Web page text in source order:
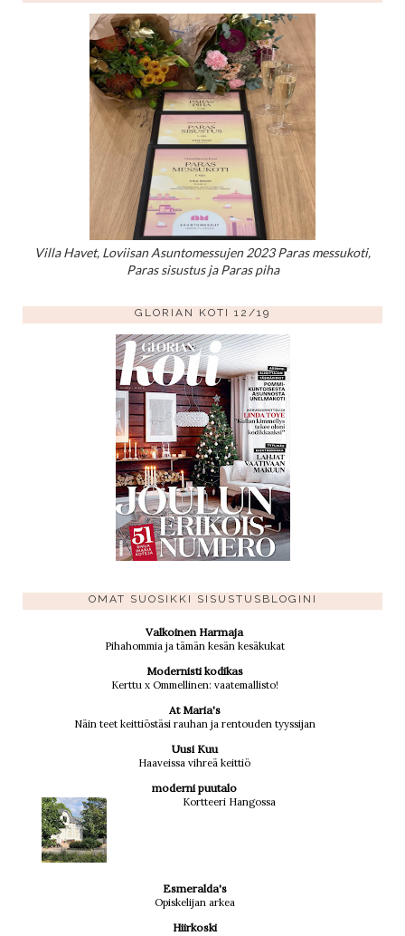
Villa Havet, Loviisan Asuntomessujen 2023 Paras messukoti,
Paras sisustus ja Paras piha
GLORIAN KOTI 12/19
OMAT SUOSIKKI SISUSTUSBLOGINI
Valkoinen Harmaja
Pihahommia ja tämän kesän kesäkukat
Modernisti kodikas
Kerttu x Ommellinen: vaatemallisto!
At Maria's
Näin teet keittiöstäsi rauhan ja rentouden tyyssijan
Uusi Kuu
Haaveissa vihreä keittiö
moderni puutalo
Kortteeri Hangossa
Esmeralda's
Opiskelijan arkea
Hiirkoski